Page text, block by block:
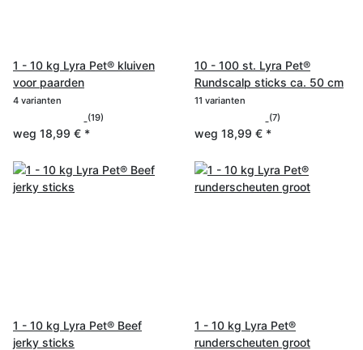
1 - 10 kg Lyra Pet® kluiven
voor paarden
4 varianten
(19)
weg 18,99 € *
10 - 100 st. Lyra Pet®
Rundscalp sticks ca. 50 cm
11 varianten
(7)
weg 18,99 € *
1 - 10 kg Lyra Pet® Beef
jerky sticks
1 - 10 kg Lyra Pet®
runderscheuten groot